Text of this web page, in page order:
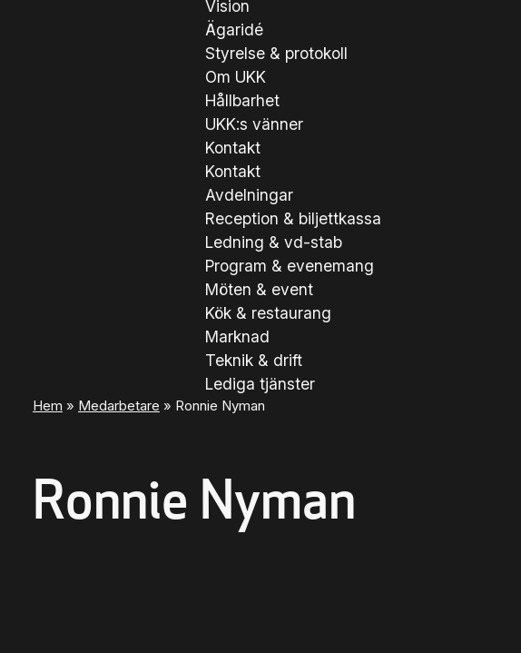
Vision
Ägaridé
Styrelse & protokoll
Om UKK
Hållbarhet
UKK:s vänner
Kontakt
Kontakt
Avdelningar
Reception & biljettkassa
Ledning & vd-stab
Program & evenemang
Möten & event
Kök & restaurang
Marknad
Teknik & drift
Lediga tjänster
Hem » Medarbetare » Ronnie Nyman
Ronnie Nyman